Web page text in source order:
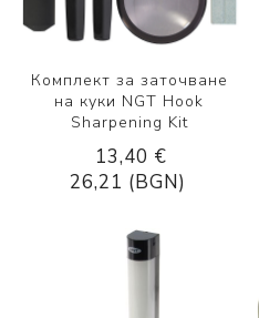
Комплект за заточване
на куки NGT Hook
Sharpening Kit
13,40 €
26,21 (BGN)